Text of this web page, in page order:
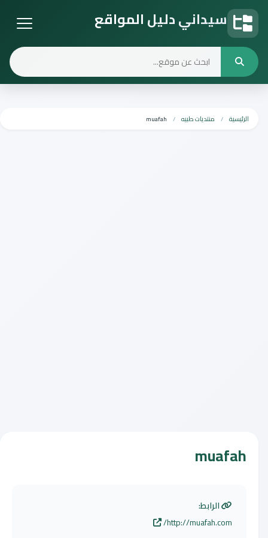
سيداني دليل المواقع
الرئيسية منتديات طبيه muafah
muafah
الرابط:
http://muafah.com/